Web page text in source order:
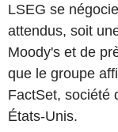
LSEG se
attendus, soit
Moody's et de
que le groupe
FactSet, société
États-Unis.